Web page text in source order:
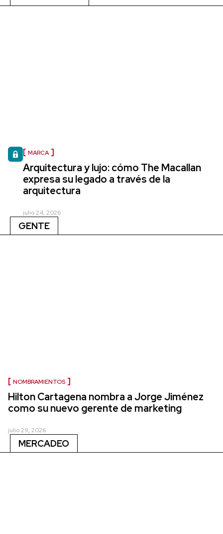
MARCA
Arquitectura y lujo: cómo The Macallan
expresa su legado a través de la
arquitectura
julio 24, 2026
GENTE
NOMBRAMIENTOS
Hilton Cartagena nombra a Jorge Jiménez
como su nuevo gerente de marketing
julio 29, 2026
MERCADEO